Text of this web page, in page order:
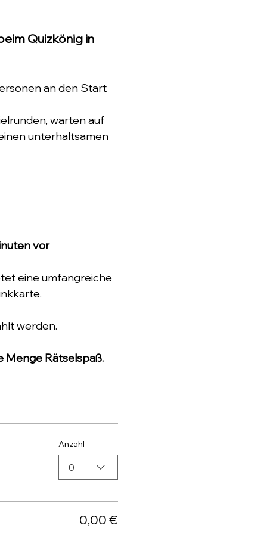
Quizkönig in
an den Start
warten auf
unterhaltsamen
vor
eine umfangreiche
werden.
Menge Rätselspaß.
Anzahl
0
0,00 €